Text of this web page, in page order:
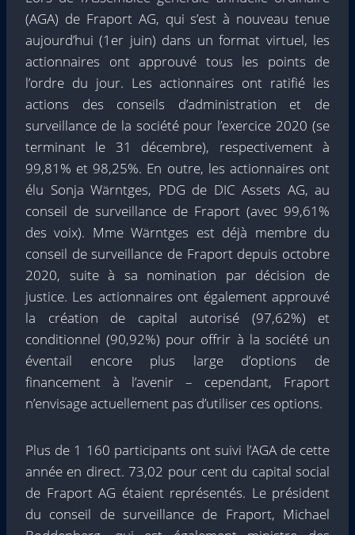
(AGA) de Fraport AG, qui s’est à nouveau tenue
aujourd’hui (1er juin) dans un format virtuel, les
actionnaires ont approuvé tous les points de
l’ordre du jour. Les actionnaires ont ratifié les
actions des conseils d’administration et de
surveillance de la société pour l’exercice 2020 (se
terminant le 31 décembre), respectivement à
99,81% et 98,25%. En outre, les actionnaires ont
élu Sonja Wärntges, PDG de DIC Assets AG, au
conseil de surveillance de Fraport (avec 99,61%
des voix). Mme Wärntges est déjà membre du
conseil de surveillance de Fraport depuis octobre
2020, suite à sa nomination par décision de
justice. Les actionnaires ont également approuvé
la création de capital autorisé (97,62%) et
conditionnel (90,92%) pour offrir à la société un
éventail encore plus large d’options de
financement à l’avenir – cependant, Fraport
n’envisage actuellement pas d’utiliser ces options.
Plus de 1 160 participants ont suivi l’AGA de cette
année en direct. 73,02 pour cent du capital social
de Fraport AG étaient représentés. Le président
du conseil de surveillance de Fraport, Michael